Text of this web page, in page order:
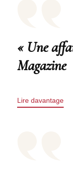
« Une
Magazine
Lire davantage